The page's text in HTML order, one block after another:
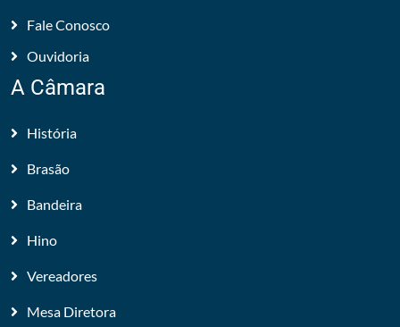
Fale Conosco
Ouvidoria
A Câmara
História
Brasão
Bandeira
Hino
Vereadores
Mesa Diretora